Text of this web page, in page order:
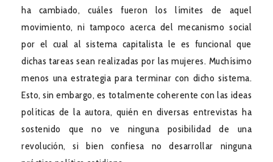
ha cambiado, cuáles fueron los límites de aquel
movimiento, ni tampoco acerca del mecanismo social
por el cual al sistema capitalista le es funcional que
dichas tareas sean realizadas por las mujeres. Muchísimo
menos una estrategia para terminar con dicho sistema.
Esto, sin embargo, es totalmente coherente con las ideas
políticas de la autora, quién en diversas entrevistas ha
sostenido que no ve ninguna posibilidad de una
revolución, si bien confiesa no desarrollar ninguna